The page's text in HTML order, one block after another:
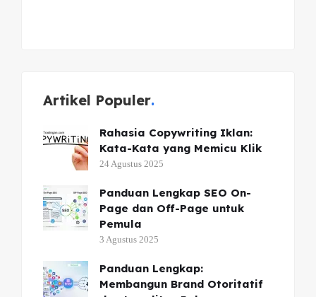
Artikel Populer
Rahasia Copywriting Iklan:
Kata-Kata yang Memicu Klik
24 Agustus 2025
Panduan Lengkap SEO On-
Page dan Off-Page untuk
Pemula
3 Agustus 2025
Panduan Lengkap:
Membangun Brand Otoritatif